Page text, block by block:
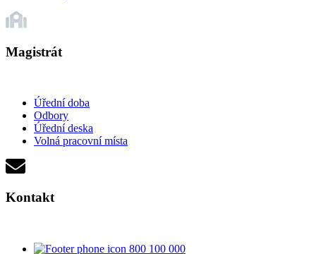
Magistrát
Úřední doba
Odbory
Úřední deska
Volná pracovní místa
Kontakt
800 100 000